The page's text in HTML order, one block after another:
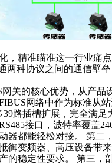
，精准瞄准这一行业痛
两种协议之间的通信壁
网关的核心优势，从产
网络中作为标准从
路插槽扩展，完全满
接口，波特率覆盖
器都能轻松对接。 第
御变频器、高压设备带
的稳定性要求。 第三